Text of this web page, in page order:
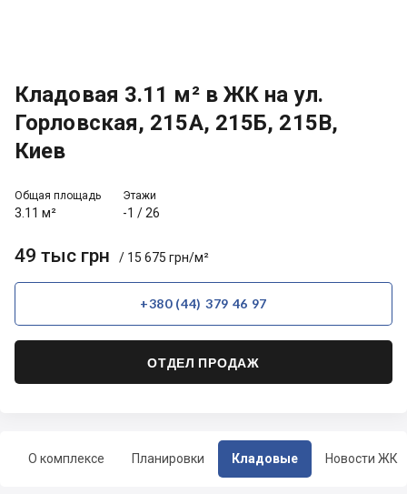
О комплексе Планировки Кладовые Новости ЖК
Кладовая 3.11 м² в ЖК на ул.
Горловская, 215А, 215Б, 215В,
Киев
Общая площадь
3.11 м²
Этажи
-1 /26
49 тыс грн / 15 675 грн/м²
+380 (44) 379 46 97
ОТДЕЛ ПРОДАЖ